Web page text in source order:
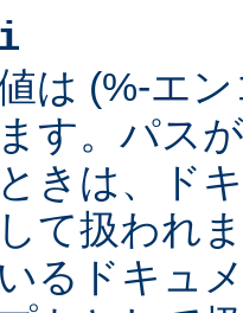
は (%-エ
ます。パス
ときは、ド
して扱われ
いるドキュ